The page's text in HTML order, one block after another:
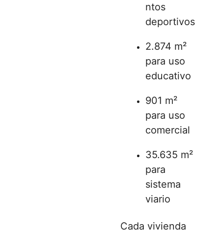
ntos
deportivos
2.874 m²
para uso
educativo
901 m²
para uso
comercial
35.635 m²
para
sistema
viario
Cada vivienda